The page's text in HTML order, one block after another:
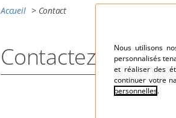
Accueil > Contact
Contactez-nous
Nous utilisons
personnalisés
et réaliser des
continuer votre
personnelles.